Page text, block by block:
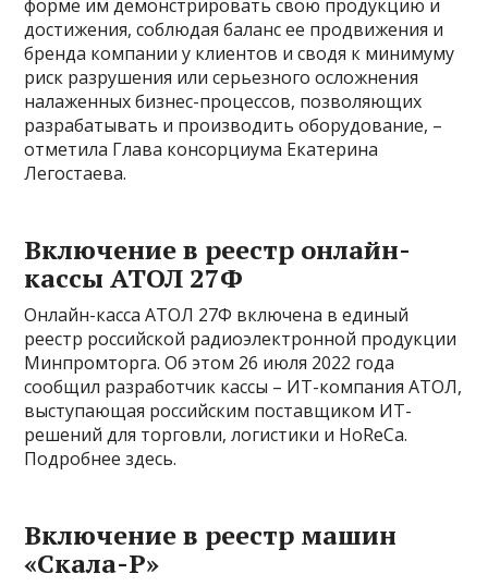
форме им демонстрировать свою продукцию и
достижения, соблюдая баланс ее продвижения и
бренда компании у клиентов и сводя к минимуму
риск разрушения или серьезного осложнения
налаженных бизнес-процессов, позволяющих
разрабатывать и производить оборудование, –
отметила Глава консорциума Екатерина
Легостаева.
Включение в реестр онлайн-
кассы АТОЛ 27Ф
Онлайн-касса АТОЛ 27Ф включена в единый
реестр российской радиоэлектронной продукции
Минпромторга. Об этом 26 июля 2022 года
сообщил разработчик кассы – ИТ-компания АТОЛ,
выступающая российским поставщиком ИТ-
решений для торговли, логистики и HoReCa.
Подробнее здесь.
Включение в реестр машин
«Скала-Р»